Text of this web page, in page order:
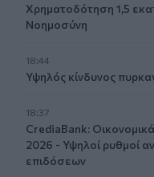
Χρηματοδότηση 1,5
Νοημοσύνη
18:44
Υψηλός κίνδυνος
18:37
CrediaBank:
2026 - Υψηλοί ρυθμοί
επιδόσεων